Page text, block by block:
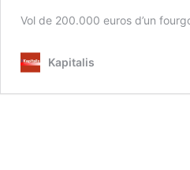
Vol de 200.000 euros d’un
Kapitalis